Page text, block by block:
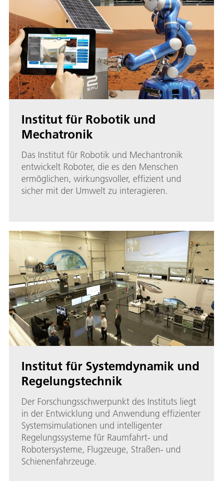
Institut für Robotik und
Mechatronik
Das Institut für Robotik und Mechantronik
entwickelt Roboter, die es den Menschen
ermöglichen, wirkungsvoller, effizient und
sicher mit der Umwelt zu interagieren.
Institut für Systemdynamik und
Regelungstechnik
Der Forschungsschwerpunkt des Instituts liegt
in der Entwicklung und Anwendung effizienter
Systemsimulationen und intelligenter
Regelungssysteme für Raumfahrt- und
Robotersysteme, Flugzeuge, Straßen- und
Schienenfahrzeuge.